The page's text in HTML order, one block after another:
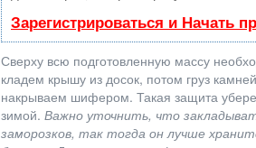
Зарегистрироваться и Начать
Сверху всю подготовленную массу
кладем крышу из досок, потом груз
накрываем шифером. Такая защита
зимой. Важно уточнить, что
заморозков, так тогда он лучше